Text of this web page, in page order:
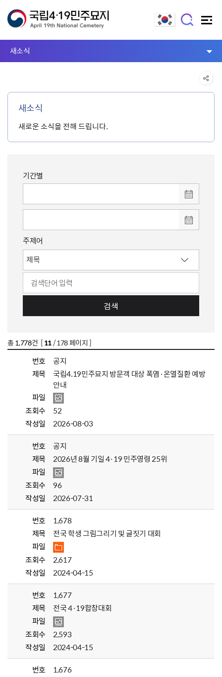
새소식
새소식
새로운 소식을 전해 드립니다.
기간별
주제어
검색
총 1,778건 [11/ 178 페이지 ]
번호
공지
제목
국립4.19민주묘지 방문객 대상 폭염·온열질환 예방
안내
파일
조회수
52
작성일
2026-08-03
번호
공지
제목
2026년 8월 기일 4·19 민주영령 25위
파일
조회수
96
작성일
2026-07-31
번호
1,678
제목
전국 학생 그림그리기 및 글짓기 대회
파일
조회수
2,617
작성일
2024-04-15
번호
1,677
제목
전국 4·19합창대회
파일
조회수
2,593
작성일
2024-04-15
번호
1,676